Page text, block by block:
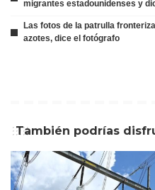
migrantes estadounidenses y
Las fotos de la patrulla
azotes, dice el fotógrafo
También podrías